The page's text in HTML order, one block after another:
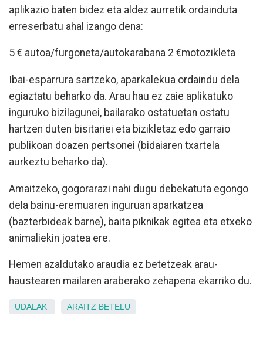
aplikazio baten bidez eta aldez aurretik ordainduta
erreserbatu ahal izango dena:
5 € autoa/furgoneta/autokarabana 2 €motozikleta
Ibai-esparrura sartzeko, aparkalekua ordaindu dela
egiaztatu beharko da. Arau hau ez zaie aplikatuko
inguruko bizilagunei, bailarako ostatuetan ostatu
hartzen duten bisitariei eta bizikletaz edo garraio
publikoan doazen pertsonei (bidaiaren txartela
aurkeztu beharko da).
Amaitzeko, gogorarazi nahi dugu debekatuta egongo
dela bainu-eremuaren inguruan aparkatzea
(bazterbideak barne), baita piknikak egitea eta etxeko
animaliekin joatea ere.
Hemen azaldutako araudia ez betetzeak arau-
haustearen mailaren araberako zehapena ekarriko du.
UDALAK ARAITZ BETELU